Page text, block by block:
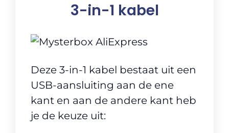
3-in-1 kabel
Deze 3-in-1 kabel bestaat uit een
USB-aansluiting aan de ene
kant en aan de andere kant heb
je de keuze uit: